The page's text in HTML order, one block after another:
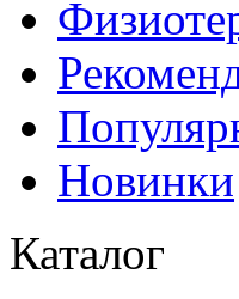
Новинки
Каталог